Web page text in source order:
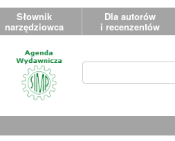
Słownik
narzędziowca
Dla autorów
i recenzentów